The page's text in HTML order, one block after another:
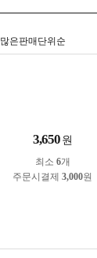
많은판매단위순
3,650 원
최소 6개
주문시결제 3,000원